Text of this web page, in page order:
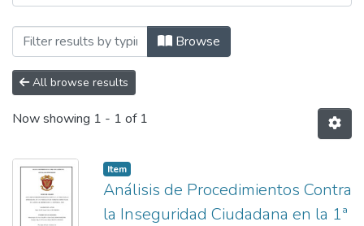
Browsing Maestría by Author "Acho
Browse
All browse results
Now showing 1 - 1 of 1
Item
Análisis de Procedimientos Contra
la Inseguridad Ciudadana en la 1ª